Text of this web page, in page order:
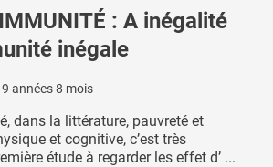
: A inégalité
inégale
9 années 8 mois
dans la littérature, pauvreté et
et cognitive, c’est très
étude à regarder les effet d’ ...